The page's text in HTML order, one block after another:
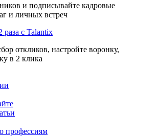
и подписывайте кадровые
и личных встреч
раза с Talantix
откликов, настройте воронку,
в 2 клика
профессиям